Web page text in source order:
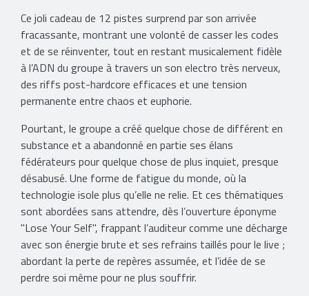
Ce joli cadeau de 12 pistes surprend par son arrivée
fracassante, montrant une volonté de casser les codes
et de se réinventer, tout en restant musicalement fidèle
à l’ADN du groupe à travers un son electro très nerveux,
des riffs post-hardcore efficaces et une tension
permanente entre chaos et euphorie.
Pourtant, le groupe a créé quelque chose de différent en
substance et a abandonné en partie ses élans
fédérateurs pour quelque chose de plus inquiet, presque
désabusé. Une forme de fatigue du monde, où la
technologie isole plus qu’elle ne relie. Et ces thématiques
sont abordées sans attendre, dès l’ouverture éponyme
"Lose Your Self", frappant l’auditeur comme une décharge
avec son énergie brute et ses refrains taillés pour le live ;
abordant la perte de repères assumée, et l’idée de se
perdre soi même pour ne plus souffrir.